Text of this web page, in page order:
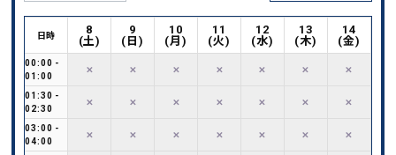
日時
00:00 -
01:00
01:30 -
02:30
03:00 -
04:00
8
(土)
✕
✕
✕
9
( 日)
✕
✕
✕
10
(月 )
✕
✕
✕
11
(火)
✕
✕
✕
12
(水)
✕
✕
✕
13
(木)
✕
✕
✕
14
(金)
✕
✕
✕